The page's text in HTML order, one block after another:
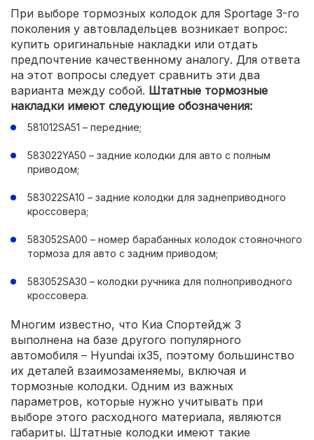
При выборе тормозных колодок для Sportage 3-го
поколения у автовладельцев возникает вопрос:
купить оригинальные накладки или отдать
предпочтение качественному аналогу. Для ответа
на этот вопросы следует сравнить эти два
варианта между собой. Штатные тормозные
накладки имеют следующие обозначения:
581012SA51 – передние;
583022YA50 – задние колодки для авто с полным
приводом;
583022SA10 – задние колодки для заднеприводного
кроссовера;
583052SA00 – номер барабанных колодок стояночного
тормоза для авто с задним приводом;
583052SA30 – колодки ручника для полноприводного
кроссовера.
Многим известно, что Киа Спортейдж 3
выполнена на базе другого популярного
автомобиля – Hyundai ix35, поэтому большинство
их деталей взаимозаменяемы, включая и
тормозные колодки. Одним из важных
параметров, которые нужно учитывать при
выборе этого расходного материала, являются
габариты. Штатные колодки имеют такие